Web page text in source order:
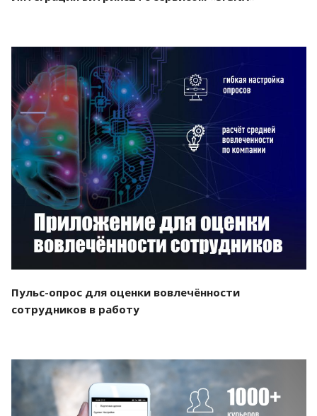
Смотреть проект
Пульс-опрос для оценки вовлечённости
сотрудников в работу